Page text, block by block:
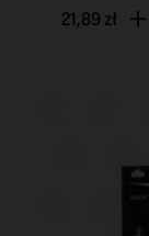
21,89 zł